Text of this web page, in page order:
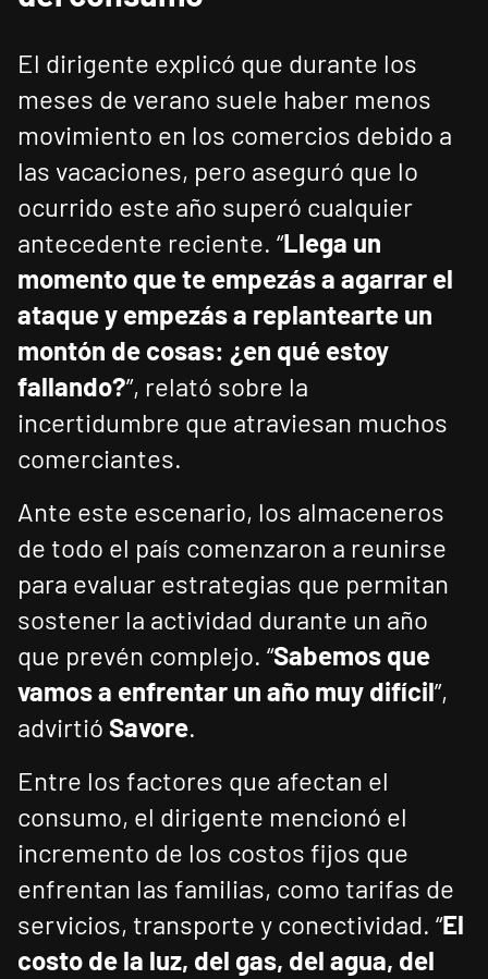
El dirigente explicó que durante los
meses de verano suele haber menos
movimiento en los comercios debido a
las vacaciones, pero aseguró que lo
ocurrido este año superó cualquier
antecedente reciente. “Llega un
momento que te empezás a agarrar el
ataque y empezás a replantearte un
montón de cosas: ¿en qué estoy
fallando?”, relató sobre la
incertidumbre que atraviesan muchos
comerciantes.
Ante este escenario, los almaceneros
de todo el país comenzaron a reunirse
para evaluar estrategias que permitan
sostener la actividad durante un año
que prevén complejo. “Sabemos que
vamos a enfrentar un año muy difícil”,
advirtió Savore.
Entre los factores que afectan el
consumo, el dirigente mencionó el
incremento de los costos fijos que
enfrentan las familias, como tarifas de
servicios, transporte y conectividad. “El
costo de la luz, del gas, del agua, del